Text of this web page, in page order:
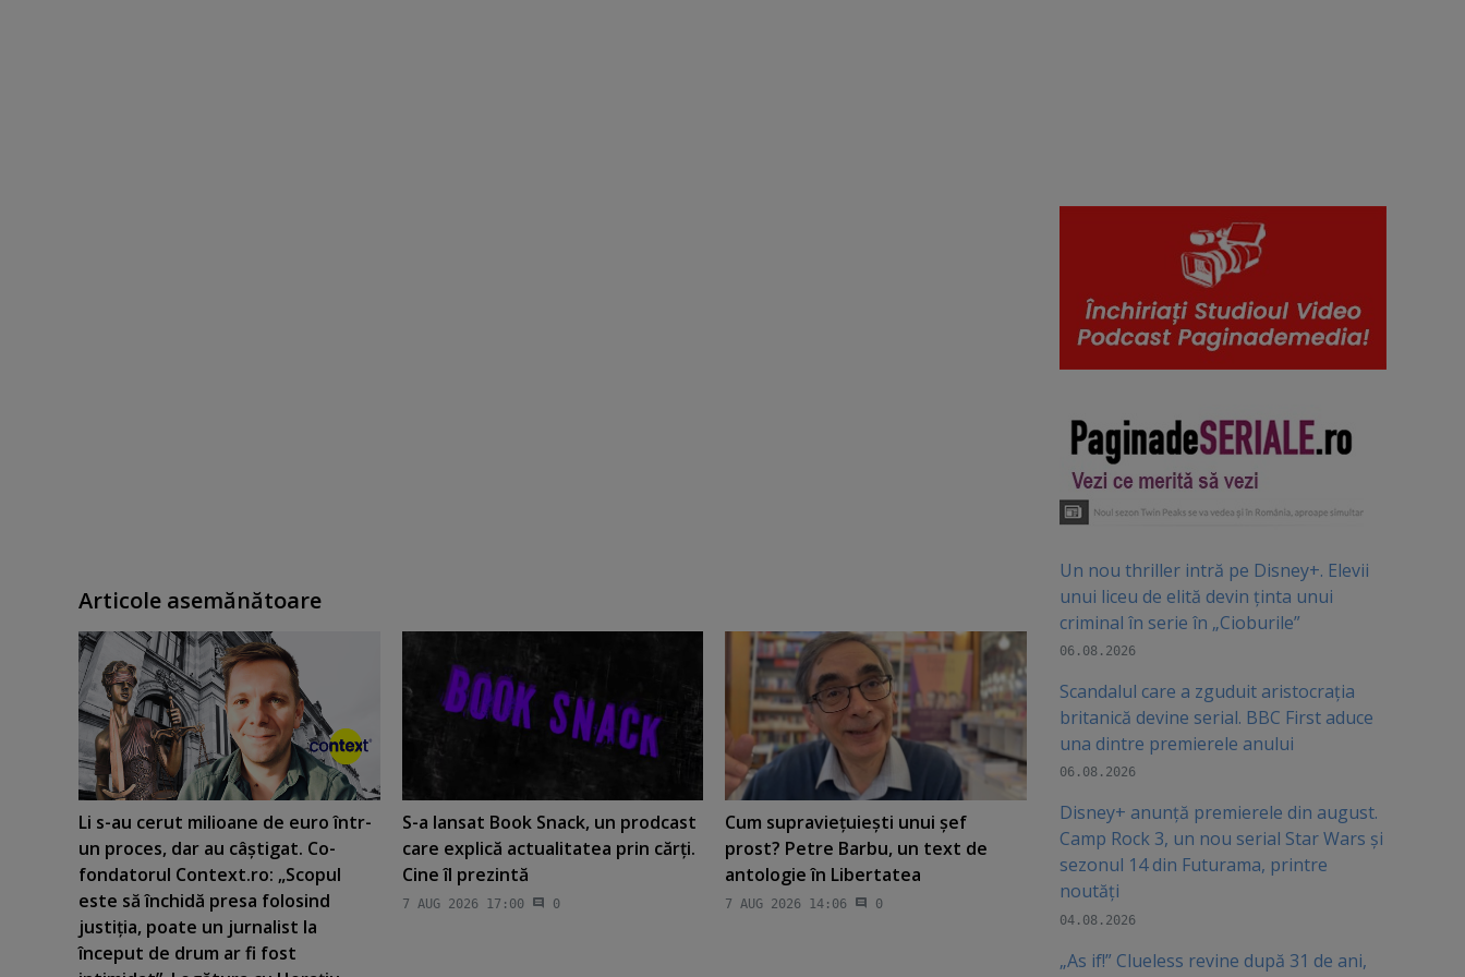
Articole asemănătoare
Li s-au cerut milioane de euro într-
un proces, dar au câştigat. Co-
fondatorul Context.ro: „Scopul
este să închidă presa folosind
justiţia, poate un jurnalist la
început de drum ar fi fost
S-a lansat Book Snack, un prodcast
care explică actualitatea prin cărţi.
Cine îl prezintă
7 AUG 2026 17:00 0
Cum supravieţuieşti unui şef
prost? Petre Barbu, un text de
antologie în Libertatea
7 AUG 2026 14:06 0
Un nou thriller intră pe Disney+. Elevii
unui liceu de elită devin ținta unui
criminal în serie în „Cioburile”
06.08.2026
Scandalul care a zguduit aristocrația
britanică devine serial. BBC First aduce
una dintre premierele anului
06.08.2026
Disney+ anunță premierele din august.
Camp Rock 3, un nou serial Star Wars și
sezonul 14 din Futurama, printre
noutăți
04.08.2026
„As if!” Clueless revine după 31 de ani,